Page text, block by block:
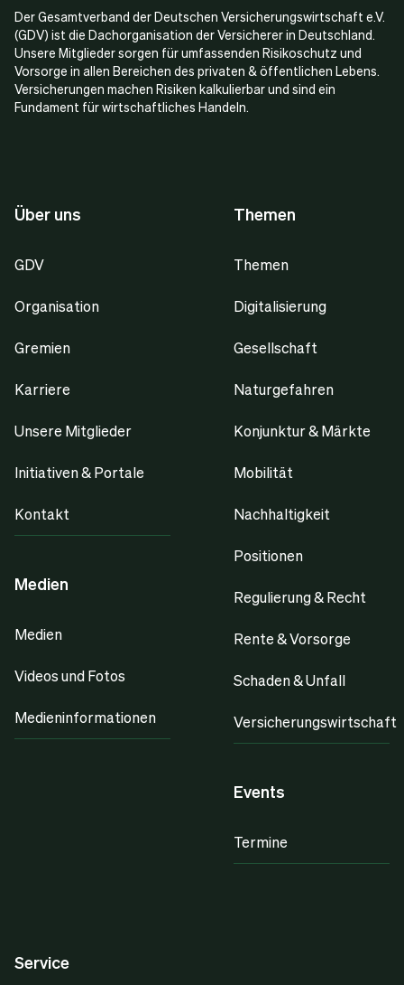
Der Gesamtverband der Deutschen Versicherungswirtschaft e.V.
(GDV) ist die Dachorganisation der Versicherer in Deutschland.
Unsere Mitglieder sorgen für umfassenden Risikoschutz und
Vorsorge in allen Bereichen des privaten & öffentlichen Lebens.
Versicherungen machen Risiken kalkulierbar und sind ein
Fundament für wirtschaftliches Handeln.
Über uns
GDV
Organisation
Gremien
Karriere
Unsere Mitglieder
Initiativen & Portale
Kontakt
Medien
Medien
Videos und Fotos
Medieninformationen
Themen
Themen
Digitalisierung
Gesellschaft
Naturgefahren
Konjunktur & Märkte
Mobilität
Nachhaltigkeit
Positionen
Regulierung & Recht
Rente & Vorsorge
Schaden & Unfall
Versicherungswirtschaft
Events
Termine
Service